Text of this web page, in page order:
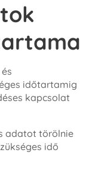
időtartamig
kapcsolat
adatot törölnie
idő